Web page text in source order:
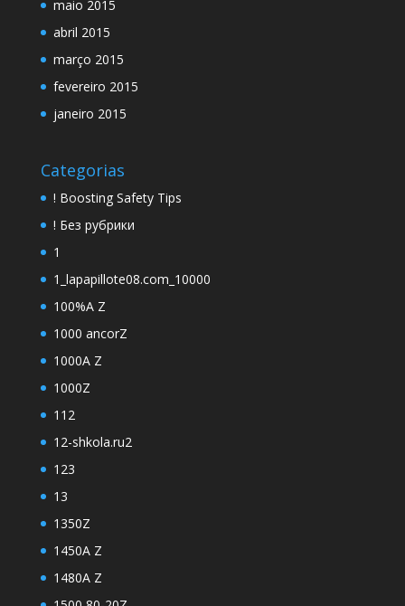
maio 2015
abril 2015
março 2015
fevereiro 2015
janeiro 2015
Categorias
! Boosting Safety Tips
! Без рубрики
1
1_lapapillote08.com_10000
100%A Z
1000 ancorZ
1000A Z
1000Z
112
12-shkola.ru2
123
13
1350Z
1450A Z
1480A Z